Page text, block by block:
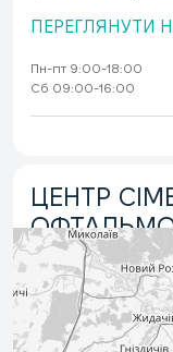
ПЕРЕГЛЯНУТИ
Пн-пт 9:00-18:00
Сб 09:00-16:00
ЦЕНТР
Івано-
227
ПЕРЕГЛЯНУТИ